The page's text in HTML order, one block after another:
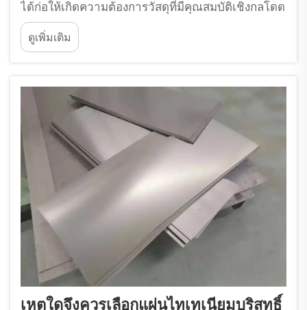
ได้ก่อให้เกิดความต้องการวัสดุที่มีคุณสมบัติเชิงกลโดด
เด่น ความเสถียรทางความร้อน และความต้านทาน
การกัดกร่อนในระดับที่ไม่เคยมีมาก่อน ซึ่งในบรรดา
วัสดุขั้นสูงเหล่านี้ ฟอยล์ไทเทเนียมได้ก้าวขึ้นมาเป็น...
ดูเพิ่มเติม
เหตุใดจึงควรเลือกแผ่นไทเทเนียมบริสุทธิ์